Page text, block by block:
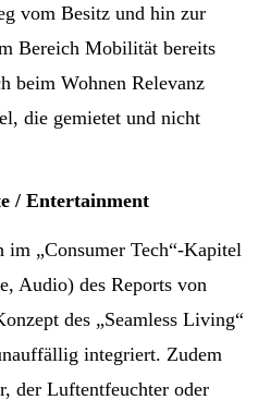
vom Besitz und hin zur
Bereich Mobilität bereits
beim Wohnen Relevanz
die gemietet und nicht
/ Entertainment
im „Consumer Tech“-Kapitel
Audio) des Reports von
des „Seamless Living“
integriert. Zudem
der Luftentfeuchter oder